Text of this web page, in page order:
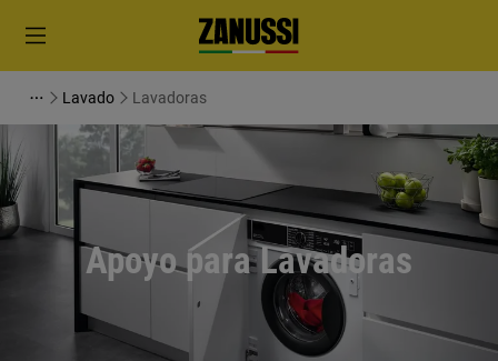
Lavado Lavadoras
Apoyo para Lavadoras